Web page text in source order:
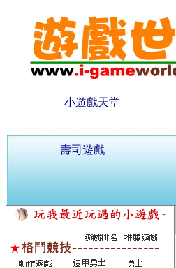
小遊戲天堂
壽司遊戲